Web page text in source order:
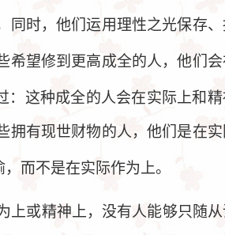
同时，他们运用理性之光保存、
希望修到更高成全的人，他们会
：这种成全的人会在实际上和精
拥有现世财物的人，他们是在实
而不是在实际作为上。
上或精神上，没有人能够只随